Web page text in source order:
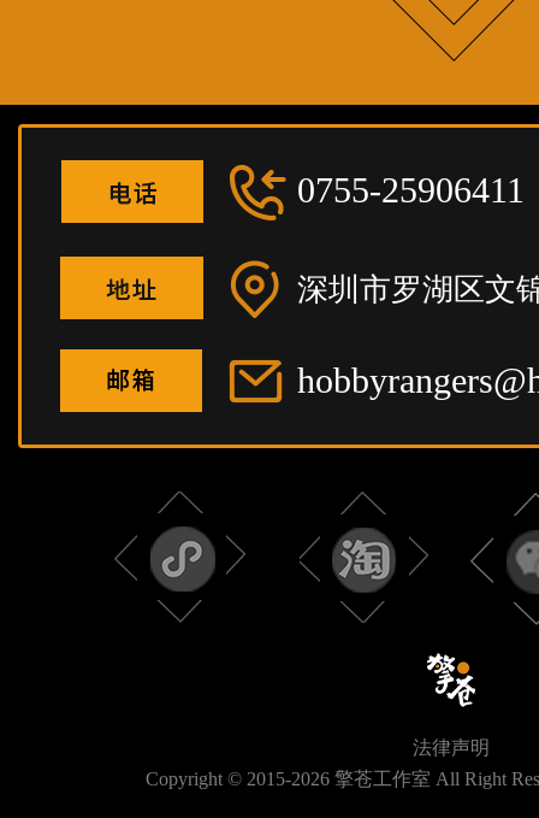
0755-25906411
深圳市罗湖区文
法律声明
Copyright © 2015-2026 擎苍工作室 All Right